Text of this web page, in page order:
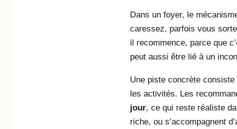
Dans un foyer, le
caressez, parfois vous
il recommence, parce que
peut aussi être lié à un
Une piste concrète
les activités. Les
jour, ce qui reste réaliste
riche, ou s’accompagnent